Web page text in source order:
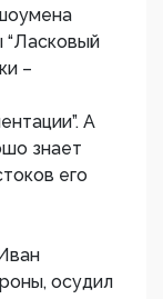
“Ласковый
–
А
знает
его
осудил